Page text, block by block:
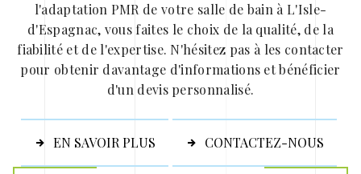
l'adaptation PMR de votre salle de bain à L'Isle-
d'Espagnac, vous faites le choix de la qualité, de la
fiabilité et de l'expertise. N'hésitez pas à les contacter
pour obtenir davantage d'informations et bénéficier
d'un devis personnalisé.
EN SAVOIR PLUS CONTACTEZ-NOUS